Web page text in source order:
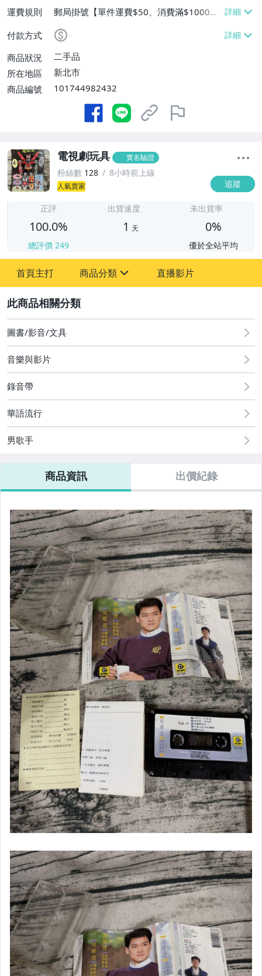
運費規則
郵局掛號【單件運費$50、消費滿$1000免
運費】
付款方式
商品狀況
二手品
所在地區
新北市
商品編號
101744982432
電視劇玩具 實名驗證
粉絲數 128 8小時前上線
人氣賣家 追蹤
正評
100.0%
總評價 249
出貨速度
1 天
未出貨率
0%
優於全站平均
首頁主打 商品分類
圖書/影音/文具
古董、藝術與礦石
玩具、模型與公仔
手錶與飾品配件
直播影片
圖書/影音/文具
音樂與影片
錄音帶
華語流行
男歌手
商品資訊 出價紀錄